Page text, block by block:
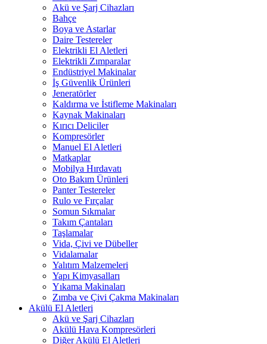
Akü ve Şarj Cihazları
Bahçe
Boya ve Astarlar
Daire Testereler
Elektrikli El Aletleri
Elektrikli Zımparalar
Endüstriyel Makinalar
İş Güvenlik Ürünleri
Jeneratörler
Kaldırma ve İstifleme Makinaları
Kaynak Makinaları
Kırıcı Deliciler
Kompresörler
Manuel El Aletleri
Matkaplar
Mobilya Hırdavatı
Oto Bakım Ürünleri
Panter Testereler
Rulo ve Fırçalar
Somun Sıkmalar
Takım Çantaları
Taşlamalar
Vida, Çivi ve Dübeller
Vidalamalar
Yalıtım Malzemeleri
Yapı Kimyasalları
Yıkama Makinaları
Zımba ve Çivi Çakma Makinaları
Akülü El Aletleri
Akü ve Şarj Cihazları
Akülü Hava Kompresörleri
Diğer Akülü El Aletleri